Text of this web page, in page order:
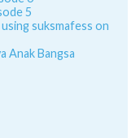
5
suksmafess on
Anak Bangsa